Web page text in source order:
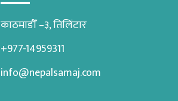
काठमाडौँ –३, तिलिंटार
+977-14959311
info@nepalsamaj.com